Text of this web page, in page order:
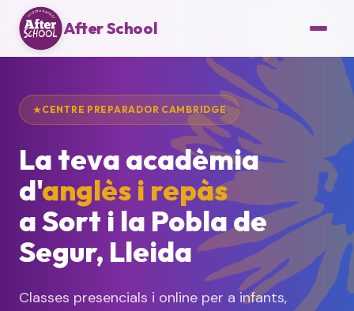
After School
CENTRE PREPARADOR CAMBRIDGE
La teva acadèmia
d'anglès i repàs
a Sort i la Pobla de
Segur, Lleida
Classes presencials i online per a infants,